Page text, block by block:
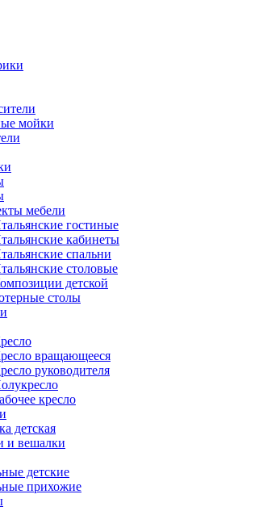
мойки
мебели
гостиные
кабинеты
спальни
столовые
детской
столы
вращающееся
руководителя
кресло
детская
и вешалки
детские
прихожие